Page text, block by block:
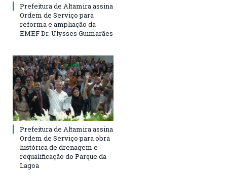
Prefeitura de Altamira assina
Ordem de Serviço para
reforma e ampliação da
EMEF Dr. Ulysses Guimarães
Prefeitura de Altamira assina
Ordem de Serviço para obra
histórica de drenagem e
requalificação do Parque da
Lagoa